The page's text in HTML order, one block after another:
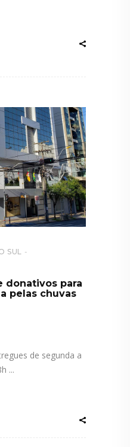
SUL
donativos para
pelas chuvas
de segunda a